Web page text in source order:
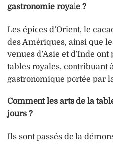
gastronomie royale ?
Les épices d’Orient, le
des Amériques, ainsi que
venues d’Asie et d’Inde
tables royales, contribuant
gastronomique portée par
Comment les arts de la
jours ?
Ils sont passés de la